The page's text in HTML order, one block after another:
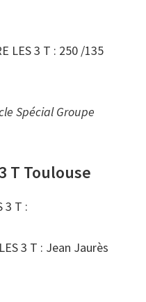
LES 3 T : 250 /135
Spécial Groupe
T Toulouse
3 T :
3 T : Jean Jaurès